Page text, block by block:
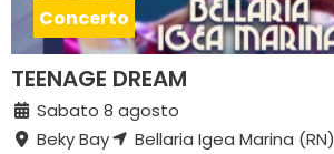
Concerto
TEENAGE DREAM
Sabato 8 agosto
Beky Bay
Bellaria Igea Marina (RN)